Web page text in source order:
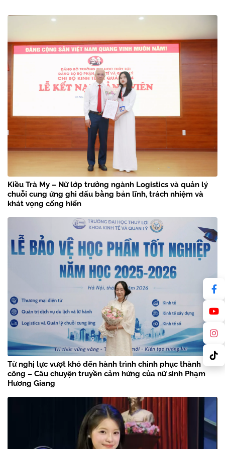
Kiều Trà My – Nữ lớp trưởng ngành Logistics và quản lý
chuỗi cung ứng ghi dấu bằng bản lĩnh, trách nhiệm và
khát vọng cống hiến
Từ nghị lực vượt khó đến hành trình chinh phục thành
công – Câu chuyện truyền cảm hứng của nữ sinh Phạm
Hương Giang